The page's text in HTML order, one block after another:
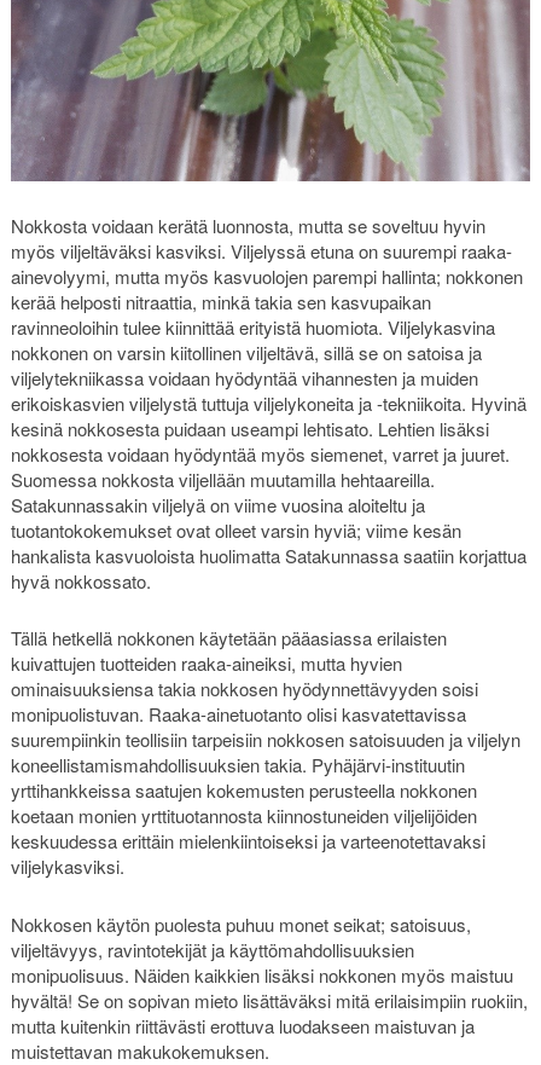
Nokkosta voidaan kerätä luonnosta, mutta se soveltuu hyvin
myös viljeltäväksi kasviksi. Viljelyssä etuna on suurempi raaka-
ainevolyymi, mutta myös kasvuolojen parempi hallinta; nokkonen
kerää helposti nitraattia, minkä takia sen kasvupaikan
ravinneoloihin tulee kiinnittää erityistä huomiota. Viljelykasvina
nokkonen on varsin kiitollinen viljeltävä, sillä se on satoisa ja
viljelytekniikassa voidaan hyödyntää vihannesten ja muiden
erikoiskasvien viljelystä tuttuja viljelykoneita ja -tekniikoita. Hyvinä
kesinä nokkosesta puidaan useampi lehtisato. Lehtien lisäksi
nokkosesta voidaan hyödyntää myös siemenet, varret ja juuret.
Suomessa nokkosta viljellään muutamilla hehtaareilla.
Satakunnassakin viljelyä on viime vuosina aloiteltu ja
tuotantokokemukset ovat olleet varsin hyviä; viime kesän
hankalista kasvuoloista huolimatta Satakunnassa saatiin korjattua
hyvä nokkossato.
Tällä hetkellä nokkonen käytetään pääasiassa erilaisten
kuivattujen tuotteiden raaka-aineiksi, mutta hyvien
ominaisuuksiensa takia nokkosen hyödynnettävyyden soisi
monipuolistuvan. Raaka-ainetuotanto olisi kasvatettavissa
suurempiinkin teollisiin tarpeisiin nokkosen satoisuuden ja viljelyn
koneellistamismahdollisuuksien takia. Pyhäjärvi-instituutin
yrttihankkeissa saatujen kokemusten perusteella nokkonen
koetaan monien yrttituotannosta kiinnostuneiden viljelijöiden
keskuudessa erittäin mielenkiintoiseksi ja varteenotettavaksi
viljelykasviksi.
Nokkosen käytön puolesta puhuu monet seikat; satoisuus,
viljeltävyys, ravintotekijät ja käyttömahdollisuuksien
monipuolisuus. Näiden kaikkien lisäksi nokkonen myös maistuu
hyvältä! Se on sopivan mieto lisättäväksi mitä erilaisimpiin ruokiin,
mutta kuitenkin riittävästi erottuva luodakseen maistuvan ja
muistettavan makukokemuksen.